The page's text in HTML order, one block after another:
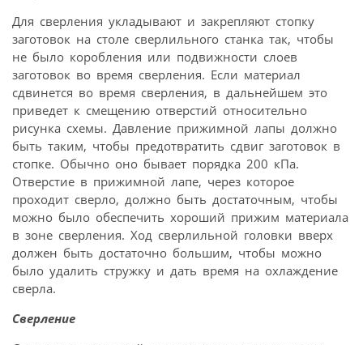
Для сверления укладывают и закрепляют стопку
заготовок на столе сверлильного станка так, чтобы
не было коробления или подвижности слоев
заготовок во время сверления. Если материал
сдвинется во время сверления, в дальнейшем это
приведет к смещению отверстий относительно
рисунка схемы. Давление прижимной лапы должно
быть таким, чтобы предотвратить сдвиг заготовок в
стопке. Обычно оно бывает порядка 200 кПа.
Отверстие в прижимной лапе, через которое
проходит сверло, должно быть достаточным, чтобы
можно было обеспечить хороший прижим материала
в зоне сверления. Ход сверлильной головки вверх
должен быть достаточно большим, чтобы можно
было удалить стружку и дать время на охлаждение
сверла.
Сверление